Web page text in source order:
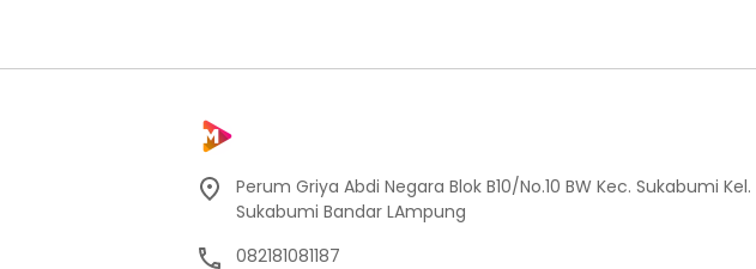
Perum Griya Abdi Negara Blok B10/No.10 BW Kec. Sukabumi Kel.
Sukabumi Bandar LAmpung
082181081187